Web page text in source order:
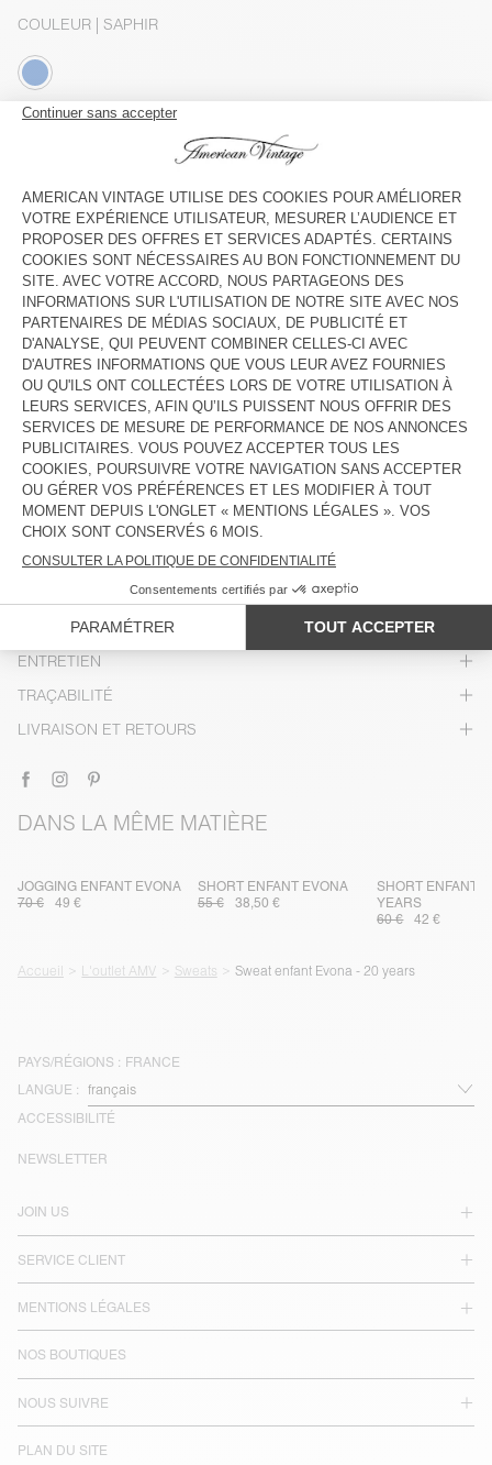
COULEUR | SAPHIR
9 11 13
GUIDE DES TAILLES
Livraison estiméeentre le jeudi 13 août et le lundi 17 août
AJOUTER AU PANIER
VOIR LA DISPONIBILITE EN MAGASIN
VOIR LE LOOK
DESCRIPTION
TAILLE ET COUPE
COMPOSITION
ENTRETIEN
TRAÇABILITÉ
LIVRAISON ET RETOURS
DANS LA MÊME MATIÈRE
JOGGING ENFANT EVONA
70 €
49 €
SHORT ENFANT EVONA
55 €
38,50 €
SHORT ENFANT
YEARS
60 €
42 €
Accueil L'outlet AMV Sweats Sweat enfant Evona - 20 years
PAYS/RÉGIONS : FRANCE
LANGUE :
ACCESSIBILITÉ
JOIN US
SERVICE CLIENT
MENTIONS LÉGALES
NOS BOUTIQUES
NOUS SUIVRE
PLAN DU SITE
NEWSLETTER